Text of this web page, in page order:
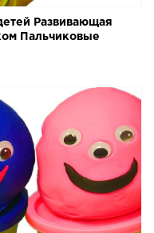
Развивающая
Пальчиковые